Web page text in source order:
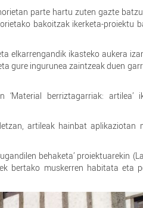
parte hartu zuten gazte
bakoitzak ikerketa-proiektu
elkarrengandik ikasteko aukera
gure ingurunea zaintzeak duen
berriztagarriak: artilea’
artileak hainbat aplikaziotan
behaketa’ proiektuarekin
bertako muskerren habitata eta